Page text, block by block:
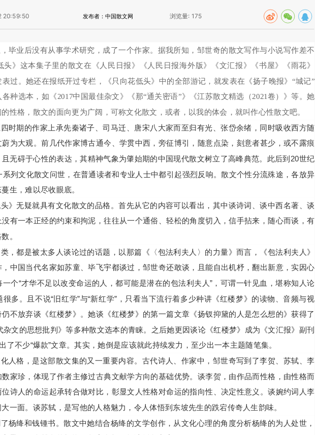
20:59:50 发布者：中国散文网 浏览量: 175
毕业后没有从事学术研究，成了一个作家。据我所知，邹世奇的散文写作与小说写作差不
》这本集子里的散文在《人民日报》《人民日报海外版》《文汇报》《书屋》《雨花》
表过。她还在报纸开过专栏，《只向花低头》中的全部游记，就发表在《扬子晚报》“城记”
种选本，如《2017中国最佳杂文》《那“通关密语”》《江苏散文精选（2021卷）》等。她
性格，散文的面向更为广阔，可称文化散文，或者，以我的体会，就叫作心性散文吧。
时期的作家上承先秦诸子、司马迁、唐宋八大家而至归有光、张岱余绪，同时吸收西方随
为大观。前几代作家博古通今、学贯中西，旁征博引，随意点染，刻意者甚少，或不露痕
无碍于心性的表达，其精神气象为肇始期的中国现代散文树立了高峰典范。此后到20世纪
列文化散文问世，在普通读者和专业人士中都引起强烈反响。散文个性分流殊途，各放异
生，难以尽收眼底。
》无疑就具有文化散文的品格。首先从它的内容可以看出，其中谈诗词、谈中西名著、谈
有一本正经的约束和拘泥，往往从一个通俗、轻松的角度切入，信手拈来，随心而谈，有
。
，都是被太多人谈论过的话题，以那篇《〈包法利夫人〉的力量》而言，《包法利夫人》
中国当代名家如苏童、毕飞宇都谈过，邹世奇还敢谈，且能自出机杼，翻出新意，实因心
个“才华不足以改变命运的人，都可能是潜在的包法利夫人”，可谓一针见血，堪称知人论
多。且不说“旧红学”与“新红学”，只看当下流行着多少种讲《红楼梦》的读物、音频与视
不放弃谈《红楼梦》。她谈《红楼梦》的第一篇文章《扬钗抑黛的人是怎么想的》获得了
杂文的思想批判》等多种散文选本的青睐。之后她更因谈论《红楼梦》成为《文汇报》副刊
了不少“爆款”文章。其实，她倒是应该就此持续发力，至少出一本主题随笔集。
人格，是这部散文集的又一重要内容。古代诗人、作家中，邹世奇写到了李贺、苏轼、李
家珍，体现了作者主修过古典文献学方向的基础优势。谈李贺，由作品而性格，由性格而
诗人的命运起承转合做对比，彰显文人性格对命运的指向性、决定性意义。谈婉约词人李
一面。谈苏轼，是写他的人格魅力，令人体悟到东坡先生的跌宕传奇人生韵味。
杨绛和钱锺书。散文中她结合杨绛的文学创作，从文化心理的角度分析杨绛的为人处世，